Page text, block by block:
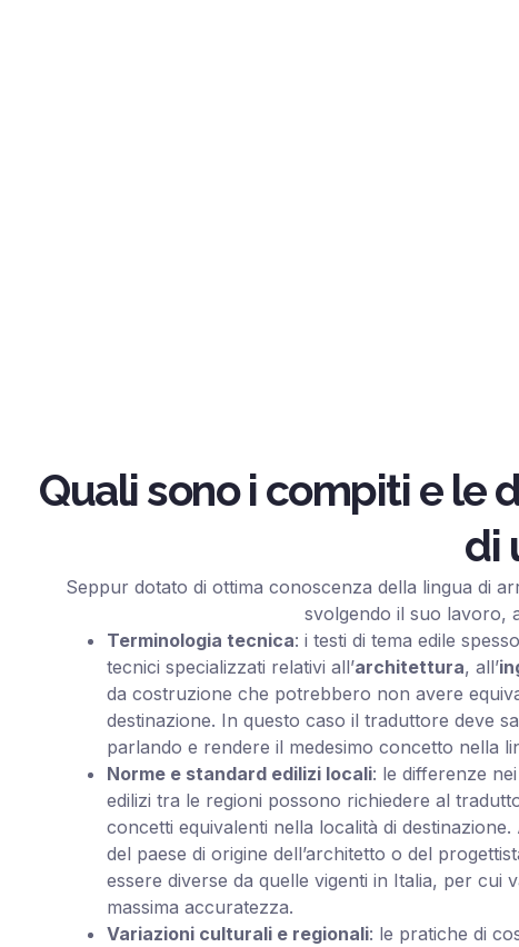
Quali sono i compiti e le
di
Seppur dotato di ottima conoscenza della lingua di
svolgendo il suo lavoro,
Terminologia tecnica: i testi di tema edile
tecnici specializzati relativi all’architettura, all’
da costruzione che potrebbero non avere
destinazione. In questo caso il traduttore deve
parlando e rendere il medesimo concetto nella
Norme e standard edilizi locali: le differenze
edilizi tra le regioni possono richiedere al
concetti equivalenti nella località di
del paese di origine dell’architetto o del
essere diverse da quelle vigenti in Italia, per cui
massima accuratezza.
Variazioni culturali e regionali: le pratiche di